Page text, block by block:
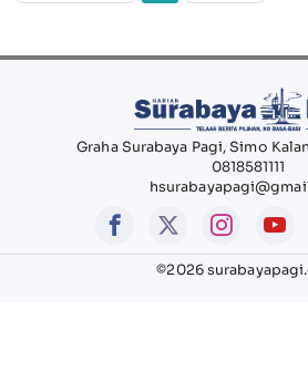
Graha Surabaya Pagi, Simo
0818581111
©2026